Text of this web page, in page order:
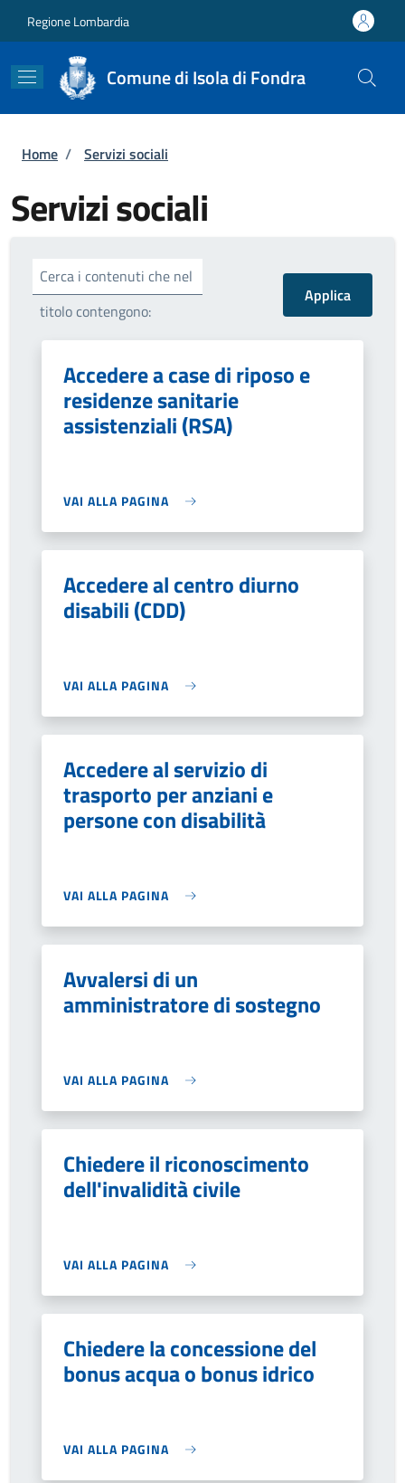
Regione Lombardia
Comune di Isola di Fondra
Briciole di pane
Home / Servizi sociali
Servizi sociali
Cerca i contenuti che nel
titolo contengono:
Accedere a case di riposo e
residenze sanitarie
assistenziali (RSA)
VAI ALLA PAGINA
Accedere al centro diurno
disabili (CDD)
VAI ALLA PAGINA
Accedere al servizio di
trasporto per anziani e
persone con disabilità
VAI ALLA PAGINA
Avvalersi di un
amministratore di sostegno
VAI ALLA PAGINA
Chiedere il riconoscimento
dell'invalidità civile
VAI ALLA PAGINA
Chiedere la concessione del
bonus acqua o bonus idrico
VAI ALLA PAGINA